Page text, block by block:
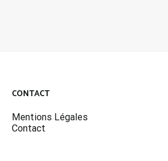
CONTACT
Mentions Légales
Contact